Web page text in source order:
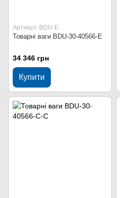
Артикул: BDU-Е
Товарні ваги BDU-30-40566-Е
34 346 грн
Купити